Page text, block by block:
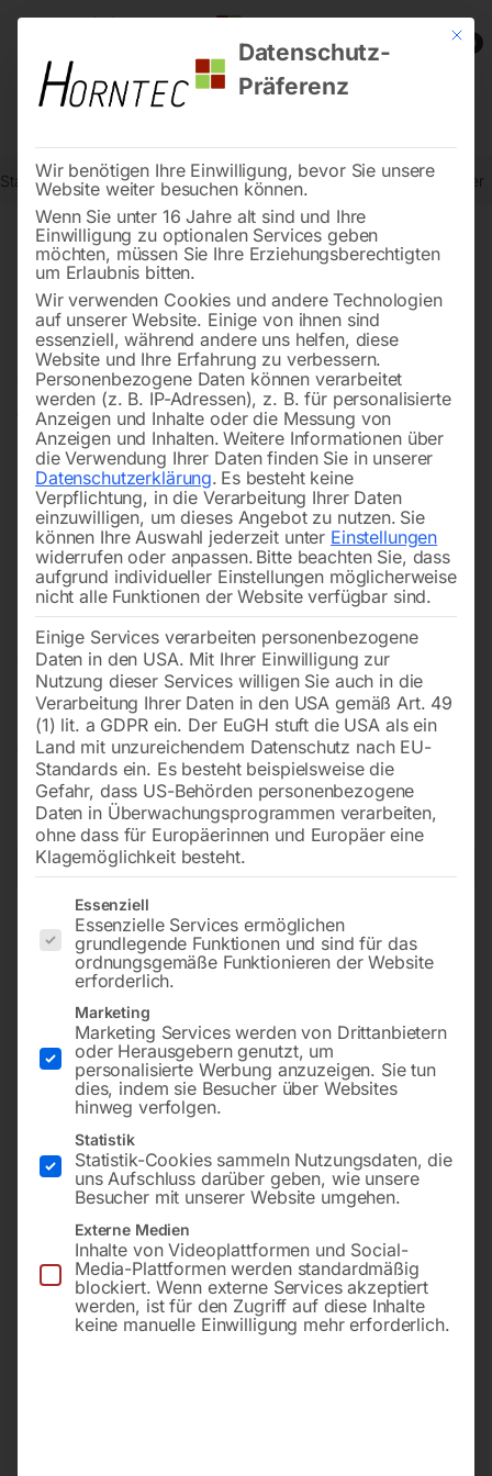
0
Start Stromaggregate und Stromerzeuger Inverter Stromerzeuger
Inverter Stromerzeuger –
Effiziente Energiequelle für
unterwegs
Von Campingplätzen bis Baustellen revolutionieren
Inverter-Stromerzeuger, auch bekannt als
Notstromaggregate oder Stromaggregate, die mobile
Stromversorgung. Diese kompakten Kraftwerke liefern
zuverlässigen Strom für Elektronik fernab des Netzes.
Dank fortschrittlicher Technik punkten sie mit Effizienz
und Vielseitigkeit. Ob im Wohnmobil, auf Booten oder
bei Outdoor-Abenteuern – die innovativen Geräte sind
die erste Wahl für flexible Energielösungen unterwegs
und in Notfällen. Besonders beliebt sind dabei Benzin-
Stromaggregate, die sich durch ihre Vielseitigkeit
auszeichnen und eine zuverlässige mobile
Energieversorgung gewährleisten.
Filters
Inverter-Stromerzeuger PG-
I 21 SR-S
2 kVA max. / 1,8 kVA
Dauer
Benzin | Handstart
Tank 4 l | Laufzeit ca. 8 h
@ 50%
Inverter-Stromerzeuger PG-
I 33 SR-S
3,3 kVA max. / 3 kVA
Dauer
Benzin | Handstart
Tank 6 l | Laufzeit ca. 5,4
h @ 50%
Mit
Datenschutz-
Präferenz
Wir benötigen Ihre Einwilligung, bevor Sie unsere
Website weiter besuchen können.
Wenn Sie unter 16 Jahre alt sind und Ihre
Einwilligung zu optionalen Services geben
möchten, müssen Sie Ihre Erziehungsberechtigten
um Erlaubnis bitten.
Wir verwenden Cookies und andere Technologien
auf unserer Website. Einige von ihnen sind
essenziell, während andere uns helfen, diese
Website und Ihre Erfahrung zu verbessern.
Personenbezogene Daten können verarbeitet
werden (z. B. IP-Adressen), z. B. für personalisierte
Anzeigen und Inhalte oder die Messung von
Anzeigen und Inhalten. Weitere Informationen über
die Verwendung Ihrer Daten finden Sie in unserer
Datenschutzerklärung. Es besteht keine
Verpflichtung, in die Verarbeitung Ihrer Daten
einzuwilligen, um dieses Angebot zu nutzen. Sie
können Ihre Auswahl jederzeit unter Einstellungen
widerrufen oder anpassen. Bitte beachten Sie, dass
aufgrund individueller Einstellungen möglicherweise
nicht alle Funktionen der Website verfügbar sind.
Einige Services verarbeiten personenbezogene
Daten in den USA. Mit Ihrer Einwilligung zur
Nutzung dieser Services willigen Sie auch in die
Verarbeitung Ihrer Daten in den USA gemäß Art. 49
(1) lit. a GDPR ein. Der EuGH stuft die USA als ein
Land mit unzureichendem Datenschutz nach EU-
Standards ein. Es besteht beispielsweise die
Gefahr, dass US-Behörden personenbezogene
Daten in Überwachungsprogrammen verarbeiten,
ohne dass für Europäerinnen und Europäer eine
Klagemöglichkeit besteht.
Es folgt eine Liste der Service-Gruppen, für die eine
Essenziell
Essenzielle Services ermöglichen
grundlegende Funktionen und sind für das
ordnungsgemäße Funktionieren der Website
erforderlich.
Marketing
Marketing Services werden von Drittanbietern
oder Herausgebern genutzt, um
personalisierte Werbung anzuzeigen. Sie tun
dies, indem sie Besucher über Websites
hinweg verfolgen.
Statistik
Statistik-Cookies sammeln Nutzungsdaten, die
uns Aufschluss darüber geben, wie unsere
Besucher mit unserer Website umgehen.
Externe Medien
Inhalte von Videoplattformen und Social-
Media-Plattformen werden standardmäßig
blockiert. Wenn externe Services akzeptiert
werden, ist für den Zugriff auf diese Inhalte
keine manuelle Einwilligung mehr erforderlich.